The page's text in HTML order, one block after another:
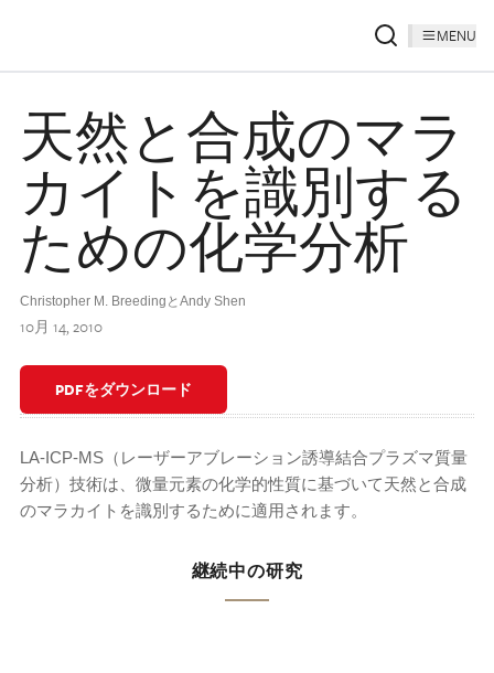
MENU
天然と合成のマラ
カイトを識別する
ための化学分析
Christopher M. BreedingとAndy Shen
10月 14, 2010
PDFをダウンロード
LA-ICP-MS（レーザーアブレーション誘導結合プラズマ質量
分析）技術は、微量元素の化学的性質に基づいて天然と合成
のマラカイトを識別するために適用されます。
継続中の研究